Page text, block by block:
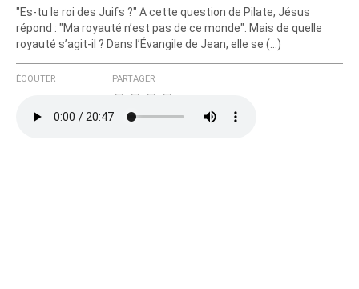
"Es-tu le roi des Juifs ?" A cette question de Pilate, Jésus
répond : "Ma royauté n’est pas de ce monde". Mais de quelle
royauté s’agit-il ? Dans l’Évangile de Jean, elle se (…)
ÉCOUTER PARTAGER